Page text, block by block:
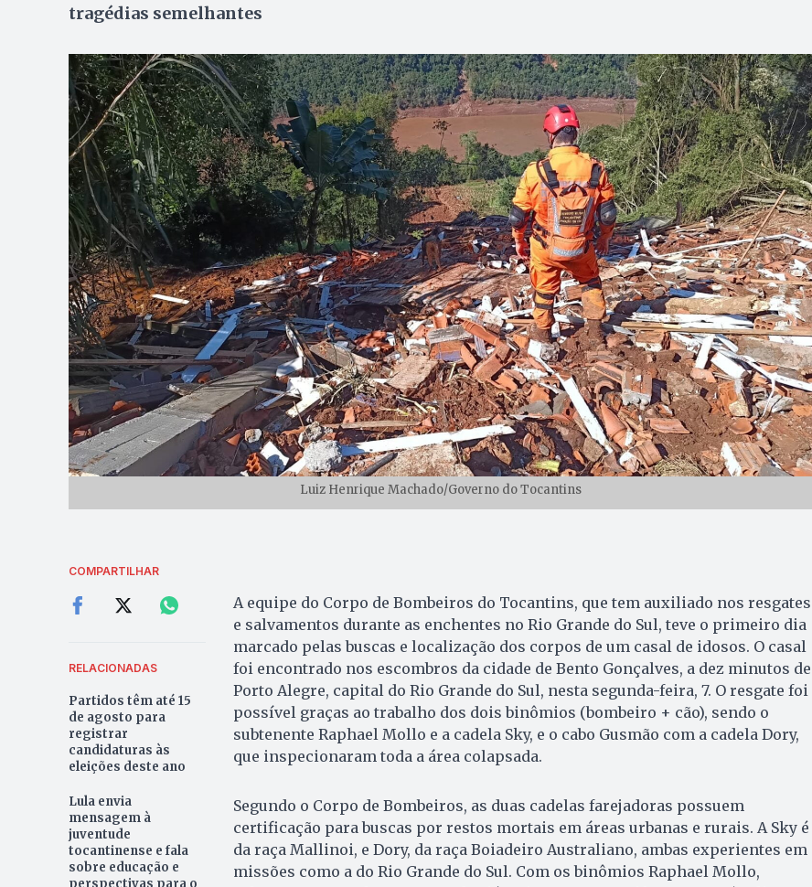
tragédias semelhantes
Luiz Henrique Machado/Governo do Tocantins
COMPARTILHAR
RELACIONADAS
Partidos têm até 15
de agosto para
registrar
candidaturas às
eleições deste ano
Lula envia
mensagem à
juventude
tocantinense e fala
sobre educação e
A equipe do Corpo de Bombeiros do Tocantins, que tem auxiliado nos resgates
e salvamentos durante as enchentes no Rio Grande do Sul, teve o primeiro dia
marcado pelas buscas e localização dos corpos de um casal de idosos. O casal
foi encontrado nos escombros da cidade de Bento Gonçalves, a dez minutos de
Porto Alegre, capital do Rio Grande do Sul, nesta segunda-feira, 7. O resgate foi
possível graças ao trabalho dos dois binômios (bombeiro + cão), sendo o
subtenente Raphael Mollo e a cadela Sky, e o cabo Gusmão com a cadela Dory,
que inspecionaram toda a área colapsada.
Segundo o Corpo de Bombeiros, as duas cadelas farejadoras possuem
certificação para buscas por restos mortais em áreas urbanas e rurais. A Sky é
da raça Mallinoi, e Dory, da raça Boiadeiro Australiano, ambas experientes em
missões como a do Rio Grande do Sul. Com os binômios Raphael Mollo,